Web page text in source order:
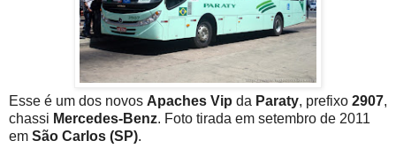
Esse é um dos novos Apaches Vip da Paraty, prefixo 2907,
chassi Mercedes-Benz. Foto tirada em setembro de 2011
em São Carlos (SP).